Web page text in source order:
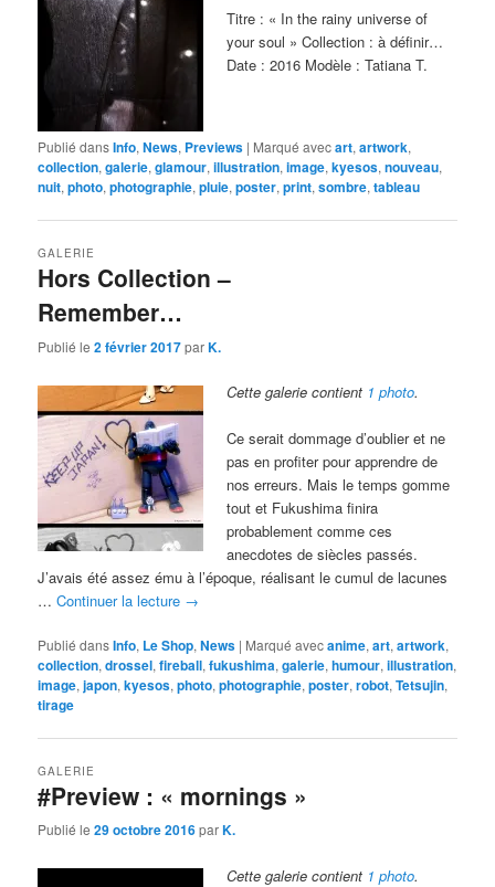
Titre : « In the rainy universe of
your soul » Collection : à définir…
Date : 2016 Modèle : Tatiana T.
Publié dansInfo,News, Previews | Marqué avecart,artwork,
collection,galerie,glamour,illustration,image,kyesos,nouveau,
nuit,photo,photographie,pluie,poster,print,sombre,tableau
Hors Collection –
Remember…
GALERIE
Publié le2 février 2017parK.
Cette galerie contient 1 photo.
Ce serait dommage d’oublier et ne
pas en profiter pour apprendre de
nos erreurs. Mais le temps gomme
tout et Fukushima finira
probablement comme ces
anecdotes de siècles passés.
J’avais été assez ému à l’époque, réalisant le cumul de lacunes
…Continuer la lecture →
Publié dansInfo, Le Shop,News | Marqué avecanime,art,artwork,
collection,drossel,fireball,fukushima,galerie,humour,illustration,
image,japon,kyesos,photo,photographie,poster,robot,Tetsujin,
tirage
#Preview : « mornings »
GALERIE
Publié le29 octobre 2016parK.
Cette galerie contient 1 photo.